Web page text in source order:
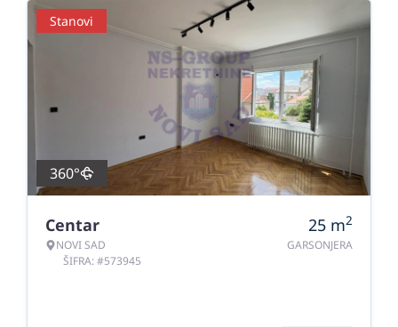
Stanovi
360°
Centar
NOVI SAD
ŠIFRA: #573945
25 m2
GARSONJERA